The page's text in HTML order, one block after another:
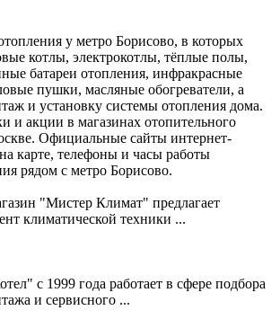
у метро Борисово, в которых
котлы, электрокотлы, тёплые полы,
батареи отопления, инфракрасные
пушки, масляные обогреватели, а
и установку системы отопления дома.
и акции в магазинах отопительного
Официальные сайты интернет-
карте, телефоны и часы работы
рядом с метро Борисово.
"Мистер Климат" предлагает
климатической техники ...
с 1999 года работает в сфере подбора
и сервисного ...